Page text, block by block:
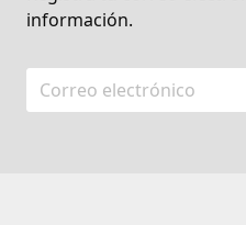
información.